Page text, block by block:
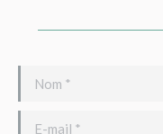
Nom *
E-mail *